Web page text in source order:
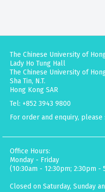
The Chinese University of
Lady Ho Tung Hall
The Chinese University of
Sha Tin, N.T.
Hong Kong SAR
Tel: +852 3943 9800
For order and enquiry, please
Office Hours:
Monday - Friday
(10:30am - 12:30pm; 2:30pm -
Closed on Saturday, Sunday